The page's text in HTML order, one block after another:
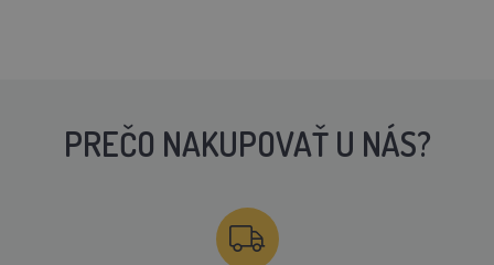
PREČO NAKUPOVAŤ U NÁS?